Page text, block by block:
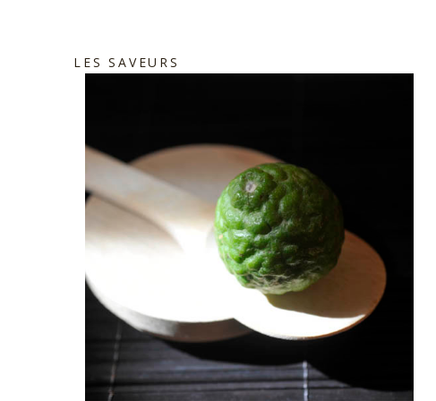
LES SAVEURS